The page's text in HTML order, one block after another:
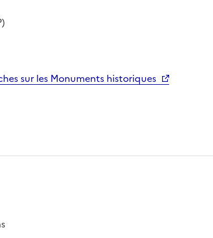
sur les Monuments historiques